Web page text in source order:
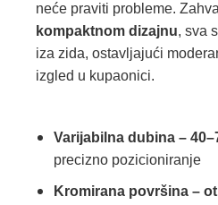
neće praviti probleme.
kompaktnom dizajnu, sva
iza zida, ostavljajući
izgled u kupaonici.
Varijabilna dubina –
precizno pozicioniranje
Kromirana površina –